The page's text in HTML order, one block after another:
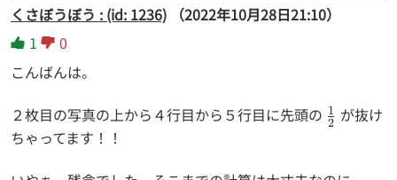
くさぼうぼう : (id: 1236)
（2022年10月28日21:10）
1
0
こんばんは。
２枚目の写真の上から４行目から５行目に先頭の \frac{1}
2
1 が抜け
ちゃってます！！